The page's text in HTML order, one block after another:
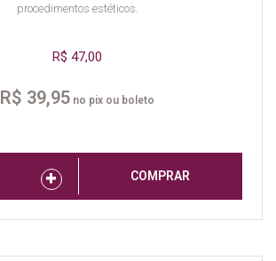
procedimentos estéticos.
R$ 47,00
R$ 39,95 no pix ou boleto
COMPRAR